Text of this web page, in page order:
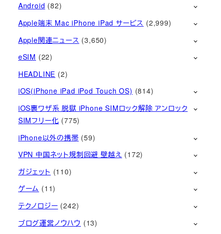
Android (82)
Apple端末 Mac iPhone iPad サービス (2,999)
Apple関連ニュース (3,650)
eSIM (22)
HEADLINE (2)
iOS(iPhone iPad iPod Touch OS) (814)
iOS裏ワザ系 脱獄 iPhone SIMロック解除 アンロック
SIMフリー化 (775)
iPhone以外の携帯 (59)
VPN 中国ネット規制回避 壁越え (172)
ガジェット (110)
ゲーム (11)
テクノロジー (242)
ブログ運営ノウハウ (13)